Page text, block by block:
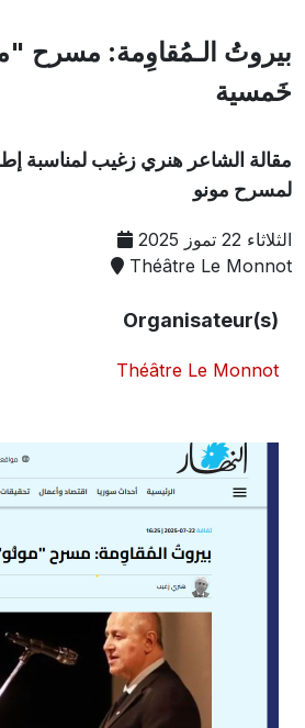
بيروتُ الـمُقاوِمة: مسرح
خَمسية
مقالة الشاعر هنري زغيب لمناسبة
لمسرح مونو
الثلاثاء 22 تموز 2025
Théâtre Le Monnot
Organisateur(s)
Théâtre Le Monnot